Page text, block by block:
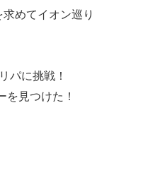
めてイオン巡り
パに挑戦！
を見つけた！